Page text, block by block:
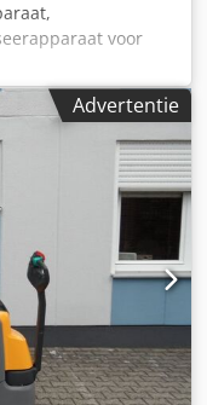
voor
transportband,
-
met tandwielkast -
x 245 mm
i= 50 -
Advertentie